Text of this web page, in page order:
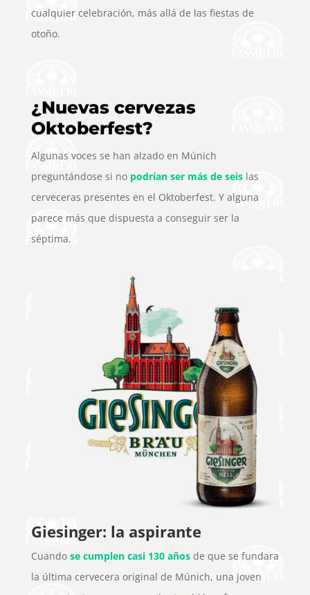
cualquier celebración, más allá de las fiestas de
otoño.
¿Nuevas cervezas
Oktoberfest?
Algunas voces se han alzado en Múnich
preguntándose si no podrían ser más de seislas
cerveceras presentes en el Oktoberfest. Y alguna
parece más que dispuesta a conseguir ser la
séptima.
Giesinger: la aspirante
Cuando se cumplen casi 130 añosde que se fundara
la última cervecera original de Múnich, una joven